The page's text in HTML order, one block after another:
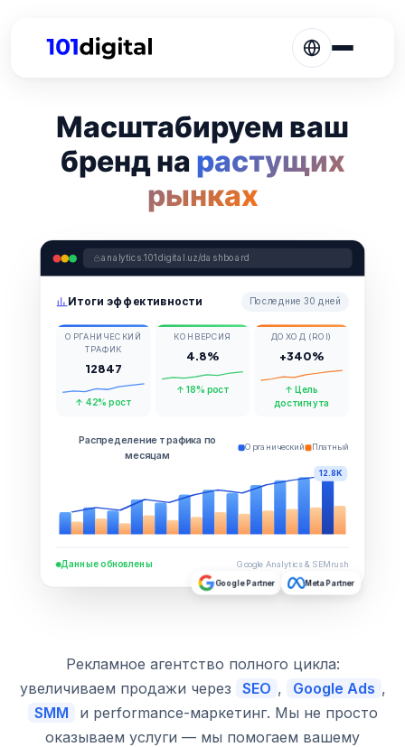
Масштабируем ваш
бренд на растущих
рынках
Рекламное агентство полного цикла:
увеличиваем продажи через
SEO , Google Ads ,
SMM
и performance-маркетинг. Мы не просто
оказываем услуги — мы помогаем вашему
analytics.101digital.uz/dashboard
Итоги эффективности Последние 30 дней
ОРГАНИЧЕСКИЙ
ТРАФИК
12847
↑ 42% рост
КОНВЕРСИЯ
4.8%
↑ 18% рост
ДОХОД (ROI)
+340%
↑ Цель
достигнута
Распределение трафика по
месяцам
Органический Платный
12.8K
Данные обновлены Google Analytics & SEMrush
Google Partner Meta Partner